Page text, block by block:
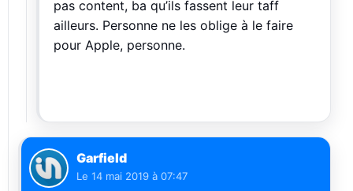
pas content, ba qu’ils fassent leur taff
ailleurs. Personne ne les oblige à le faire
pour Apple, personne.
Garfield
Le 14 mai 2019 à 07:47